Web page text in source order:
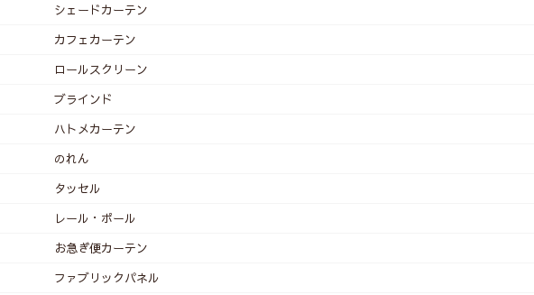
シェードカーテン
カフェカーテン
ロールスクリーン
ブラインド
ハトメカーテン
のれん
タッセル
レール・ポール
お急ぎ便カーテン
ファブリックパネル